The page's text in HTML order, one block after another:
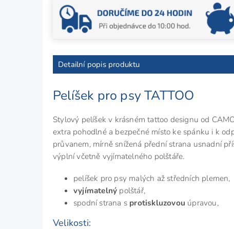
Detailní popis produktu
Pelíšek pro psy TATTOO
Stylový pelíšek v krásném tattoo designu od
extra pohodlné a bezpečné místo ke spánku i k
průvanem, mírně snížená přední strana usnadní
výplní včetně vyjímatelného polštáře.
pelíšek pro psy malých až středních plemen,
vyjímatelný polštář,
spodní strana s protiskluzovou úpravou,
Velikosti: